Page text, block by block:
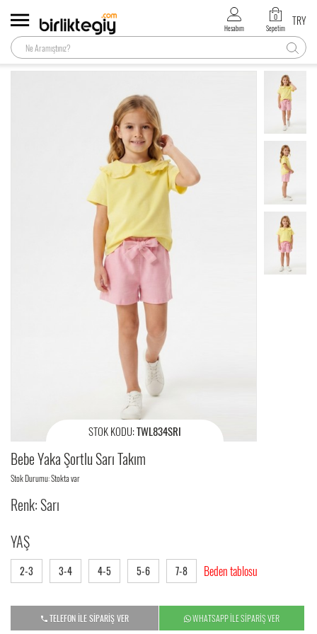
Hesabım
0
Sepetim
TRY
STOK KODU:TWL834SRI
Bebe Yaka Şortlu Sarı Takım
Stok Durumu: Stokta var
Renk: Sarı
YAŞ
2-3 3-4 4-5 5-6 7-8 Beden tablosu
TELEFON İLE SİPARİŞ VER WHATSAPP İLE SİPARİŞ VER